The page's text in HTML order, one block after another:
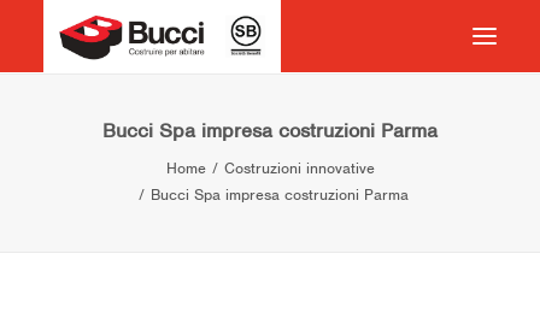
COSTRUIRE PER ABITARE
Bucci Spa impresa costruzioni Parma
Home
Costruzioni innovative
Bucci Spa impresa costruzioni Parma